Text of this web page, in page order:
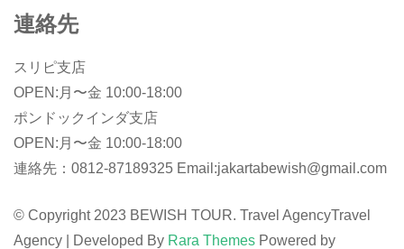
連絡先
スリピ支店
OPEN:月〜金 10:00-18:00
ポンドックインダ支店
OPEN:月〜金 10:00-18:00
連絡先：0812-87189325 Email:jakartabewish@gmail.com
© Copyright 2023 BEWISH TOUR. Travel AgencyTravel
Agency | Developed By Rara Themes Powered by